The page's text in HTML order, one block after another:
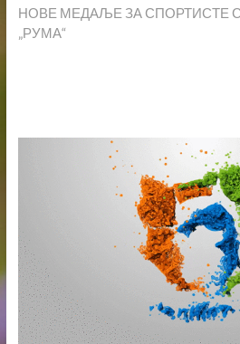
post:
НОВЕ МЕДАЉЕ ЗА СПОРТИСТЕ
„РУМА“